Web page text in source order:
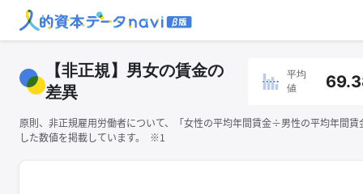
【非正規】男女の賃金の
差異
平均
値
原則、非正規雇用労働者について、「女性の平均年間賃金÷男性の平均年間
した数値を掲載しています。 ※1